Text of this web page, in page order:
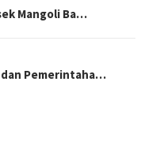
Mangoli Ba…
dan Pemerintaha…